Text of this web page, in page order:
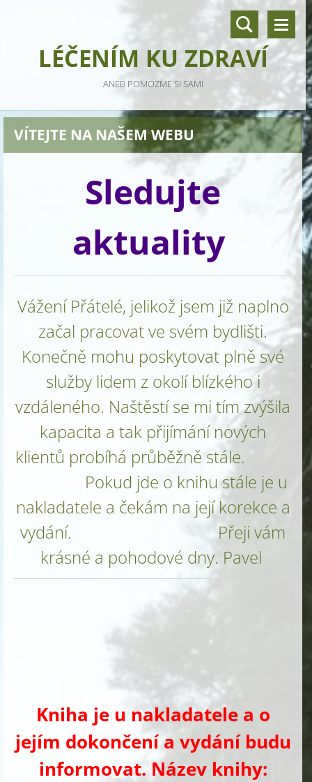
LÉČENÍM KU ZDRAVÍ
ANEB POMOZME SI SAMI
VÍTEJTE NA NAŠEM WEBU
Sledujte
aktuality
Vážení Přátelé, jelikož jsem již naplno
začal pracovat ve svém bydlišti.
Konečně mohu poskytovat plně své
služby lidem z okolí blízkého i
vzdáleného. Naštěstí se mi tím zvýšila
kapacita a tak přijímání nových
klientů probíhá průběžně stále.
Pokud jde o knihu stále je u
nakladatele a čekám na její korekce a
vydání. Přeji vám
krásné a pohodové dny. Pavel
Kniha je u nakladatele a o
jejím dokončení a vydání budu
informovat. Název knihy: